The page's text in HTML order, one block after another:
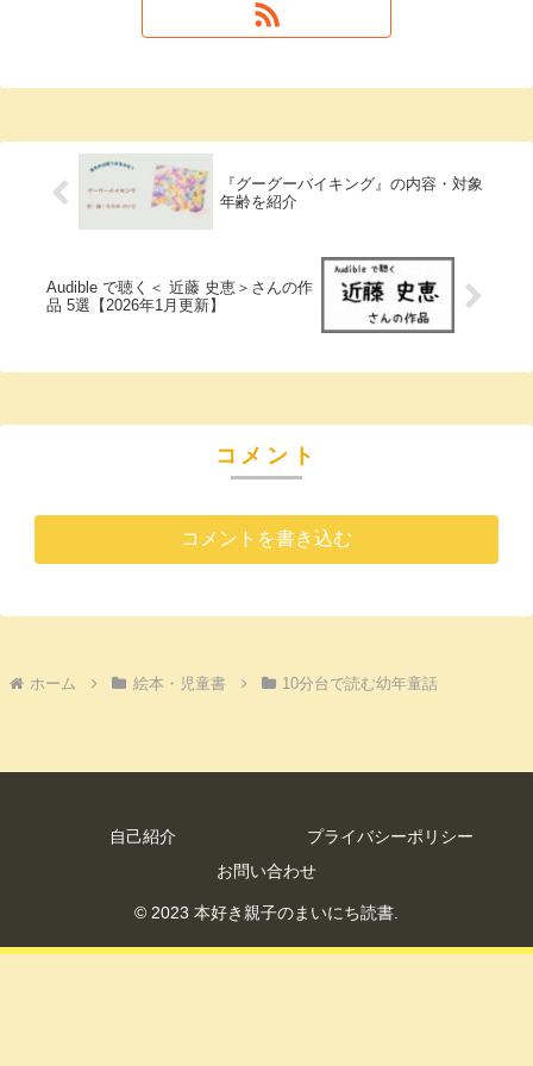
『グーグーバイキング』の内容・対象
年齢を紹介
Audible で聴く＜ 近藤 史恵＞さんの作
品 5選【2026年1月更新】
コメント
コメントを書き込む
ホーム 絵本・児童書 10分台で読む幼年童話
自己紹介
プライバシーポリシー
お問い合わせ
© 2023 本好き親子のまいにち読書.